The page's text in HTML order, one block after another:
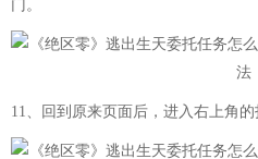
门。
11、回到原来页面后，进入右上角的